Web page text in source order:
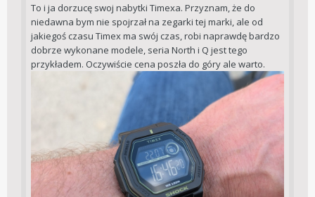
To i ja dorzucę swoj nabytki Timexa. Przyznam, że do
niedawna bym nie spojrzał na zegarki tej marki, ale od
jakiegoś czasu Timex ma swój czas, robi naprawdę bardzo
dobrze wykonane modele, seria North i Q jest tego
przykładem. Oczywiście cena poszła do góry ale warto.